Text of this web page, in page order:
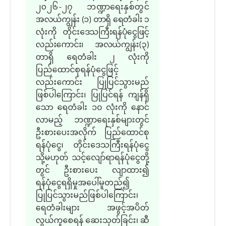
၂၀၂၆-၂၇ ဘဏ္ဍာရေးနှစ်တွင်
အလယ်ကျွန်း (၁) တာရှိ ရေတံခါး ၁
လုံးကို တိုင်းဒေသကြီးရန်ပုံငွေဖြင့်
လည်းကောင်း၊ အလယ်ကျွန်း(၃)
တာရှိ ရေတံခါး ၂ လုံးကို
ပြည်ထောင်စုရန်ပုံငွေဖြင့်
လည်းကောင်း ပြုပြင်သွားမည်
ဖြစ်ပါကြောင်း၊ ပြုပြင်ရန် ကျန်ရှိ
သော ရေတံခါး ၁၀ လုံးကို နောင်
လာမည့် ဘဏ္ဍာရေးနှစ်များတွင်
ဦးစားပေးအလိုက် ပြည်ထောင်စု
ရန်ပုံငွေ၊ တိုင်းဒေသကြီးရန်ပုံငွေ
သို့မဟုတ် သင့်လျော်ရာရန်ပုံငွေတို့
တွင် ဦးစားပေး လျာထား၍
ရန်ပုံငွေရရှိမှုအပေါ်မူတည်၍
ပြုပြင်သွားမည်ဖြစ်ပါကြောင်း၊
ရေတံခါးများ အဖွင့်အပိတ်
လွယ်ကူစေရန် ဆေးသုတ်ခြင်း၊ ဆီ